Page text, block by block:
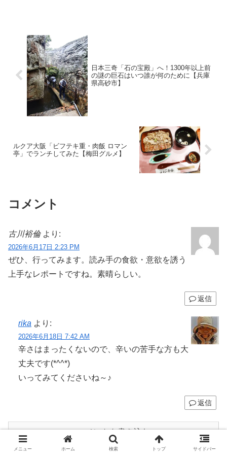
日本三奇「石の宝殿」へ！1300年以上前
の謎の巨石はいつ誰が何のために【兵庫
県高砂市】
ルクア大阪「ビフテキ重・肉飯 ロマン
亭」でランチしてみた【梅田グルメ】
コメント
古川裕倫 より:
2026年6月17日 2:23 PM
ぜひ、行ってみます。読み手の食欲・意欲を誘う
上手なレポートですね。素晴らしい。
返信
rika より:
2026年6月18日 7:42 AM
辛さはまったくないので、辛いの苦手な方も大
丈夫です(*^^*)
いってみてくださいね～♪
返信
コメントを書き込む
メニュー ホーム 検索 トップ サイドバー